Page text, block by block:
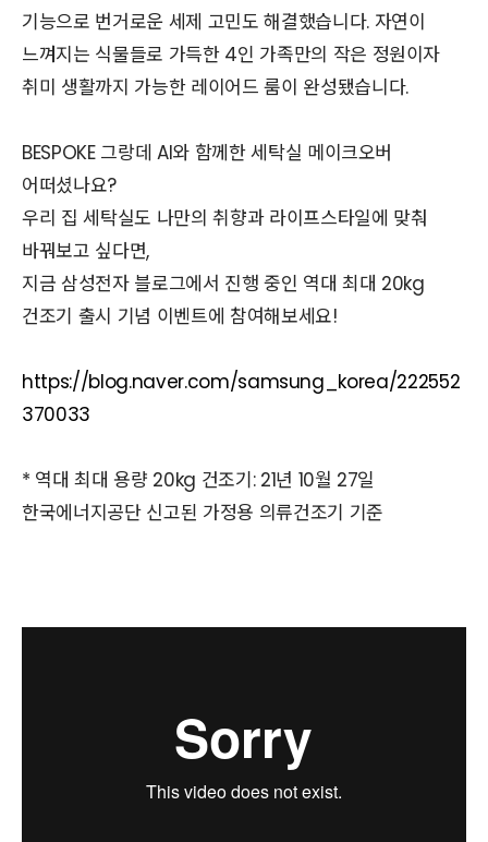
기능으로 번거로운 세제 고민도 해결했습니다. 자연이
느껴지는 식물들로 가득한 4인 가족만의 작은 정원이자
취미 생활까지 가능한 레이어드 룸이 완성됐습니다.
BESPOKE 그랑데 AI와 함께한 세탁실 메이크오버
어떠셨나요?
우리 집 세탁실도 나만의 취향과 라이프스타일에 맞춰
바꿔보고 싶다면,
지금 삼성전자 블로그에서 진행 중인 역대 최대 20kg
건조기 출시 기념 이벤트에 참여해보세요!
https://blog.naver.com/samsung_korea/222552
370033
* 역대 최대 용량 20kg 건조기: 21년 10월 27일
한국에너지공단 신고된 가정용 의류건조기 기준